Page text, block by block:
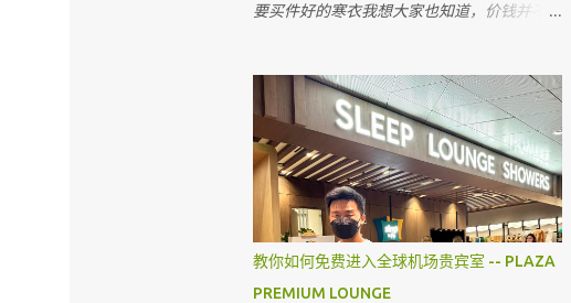
要买件好的寒衣我想大家也知道，价钱并不便
都省在哪里呢 ？ 就是省在买寒衣，如果亲戚
朋友有，和他们借，对不对 最近听到很多朋
友说上网买会比较值得 但很多我认识的朋友
上网买后，都会建议我不要上网买，为什么呢
教你如何免费进入全球机场贵宾室 -- PLAZA
PREMIUM LOUNGE